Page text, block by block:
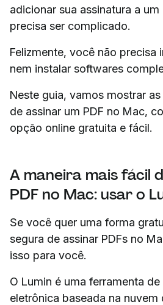
adicionar sua assinatura a um
precisa ser complicado.
Felizmente, você não precisa
nem instalar softwares
Neste guia, vamos mostrar
de assinar um PDF no Mac,
opção online gratuita e fácil.
A maneira mais fácil
PDF no Mac: usar o
Se você quer uma forma
segura de assinar PDFs no
isso para você.
O Lumin é uma ferramenta de
eletrônica baseada na nuvem